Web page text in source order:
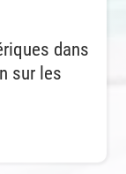
dans
sur les